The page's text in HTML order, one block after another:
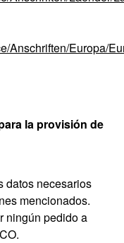
Anschriften/Europa/
la provisión de
datos necesarios
mencionados.
ningún pedido a